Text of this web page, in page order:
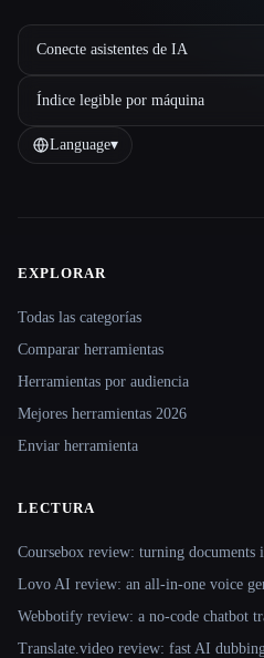
Conecte asistentes de IA
Índice legible por máquina
Language▾
Site navigation
EXPLORAR
Todas las categorías
Comparar herramientas
Herramientas por audiencia
Mejores herramientas 2026
Enviar herramienta
LECTURA
Coursebox review: turning documents
Lovo AI review: an all-in-one voice
Webbotify review: a no-code chatbot
Translate.video review: fast AI